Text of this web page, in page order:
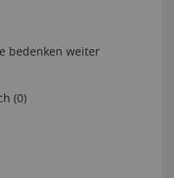
bedenken weiter
(0)